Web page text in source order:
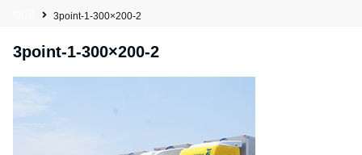
3point-1-300×200-2
3point-1-300×200-2